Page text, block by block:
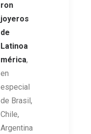
ron
joyeros
de
Latinoa
mérica,
en
especial
de Brasil,
Chile,
Argentina